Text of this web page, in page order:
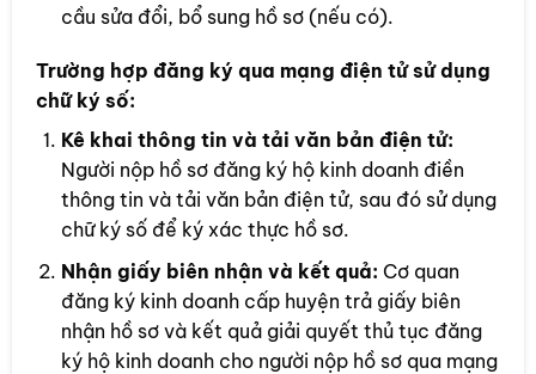
cầu sửa đổi, bổ sung hồ sơ (nếu có).
Trường hợp đăng ký qua mạng điện tử sử dụng
chữ ký số:
Kê khai thông tin và tải văn bản điện tử:
Người nộp hồ sơ đăng ký hộ kinh doanh điền
thông tin và tải văn bản điện tử, sau đó sử dụng
chữ ký số để ký xác thực hồ sơ.
Nhận giấy biên nhận và kết quả: Cơ quan
đăng ký kinh doanh cấp huyện trả giấy biên
nhận hồ sơ và kết quả giải quyết thủ tục đăng
ký hộ kinh doanh cho người nộp hồ sơ qua mạng